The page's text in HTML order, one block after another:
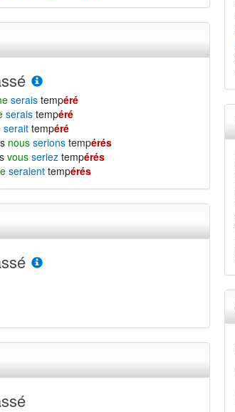
serais tempéré
serais tempéré
serait tempéré
nousserions tempérés
vousseriez tempérés
seraient tempérés